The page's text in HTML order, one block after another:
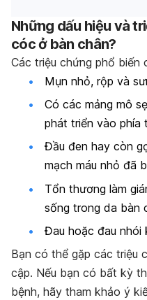
Những dấu hiệu và
cóc ở bàn chân?
Các triệu chứng phổ biến
Mụn nhỏ, rộp và
Có các mảng mô
phát triển vào phía
Đầu đen hay còn
mạch máu nhỏ đã
Tổn thương làm
sống trong da bàn
Đau hoặc đau nhói
Bạn có thể gặp các triệu
cập. Nếu bạn có bất kỳ
bệnh, hãy tham khảo ý